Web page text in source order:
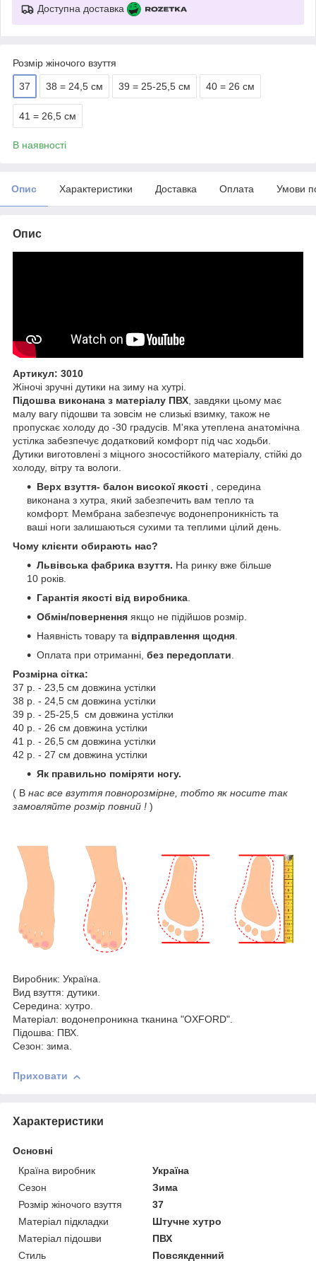
Доступна доставка
Розмір жіночого взуття
37 38 = 24,5 см 39 = 25-25,5 см 40 = 26 см
41 = 26,5 см
В наявності
Опис Характеристики Доставка Оплата Умови
Опис
Артикул: 3010
Жіночі зручні дутики на зиму на хутрі.
Підошва виконана з матеріалу ПВХ , завдяки цьому має
малу вагу підошви та зовсім не слизькі взимку, також не
пропускає холоду до -30 градусів. М'яка утеплена анатомічна
устілка забезпечує додатковий комфорт під час ходьби.
Дутики виготовлені з міцного зносостійкого матеріалу, стійкі до
холоду, вітру та вологи.
Верх взуття- балон високої якості , середина
виконана з хутра, який забезпечить вам тепло та
комфорт. Мембрана забезпечує водонепроникність та
ваші ноги залишаються сухими та теплими цілий день.
Чому клієнти обирають нас?
Львівська фабрика взуття. На ринку вже більше
10 років.
Гарантія якості від виробника
Обмін/повернення якщо не підійшов розмір.
Наявність товару та відправлення щодня
Оплата при отриманні, без передоплати
Розмірна сітка:
37 р. - 23,5 см довжина устілки
38 р. - 24,5 см довжина устілки
39 р. - 25-25,5 см довжина устілки
40 р. - 26 см довжина устілки
41 р. - 26,5 см довжина устілки
42 р. - 27 см довжина устілки
Як правильно поміряти ногу.
( В нас все взуття повнорозмірне, тобто як носите так
замовляйте розмір повний ! )
Виробник: Україна.
Вид взуття: дутики.
Середина: хутро.
Матеріал: водонепроникна тканина "OXFORD".
Підошва: ПВХ.
Сезон: зима.
Приховати
Характеристики
Основні
Країна виробник
Україна
Сезон
Зима
Розмір жіночого взуття
37
Матеріал підкладки
Штучне хутро
Матеріал підошви
ПВХ
Стиль
Повсякденний